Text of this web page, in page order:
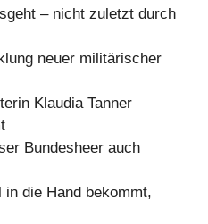
– nicht zuletzt durch
neuer militärischer
Klaudia Tanner
Bundesheer auch
in die Hand bekommt,